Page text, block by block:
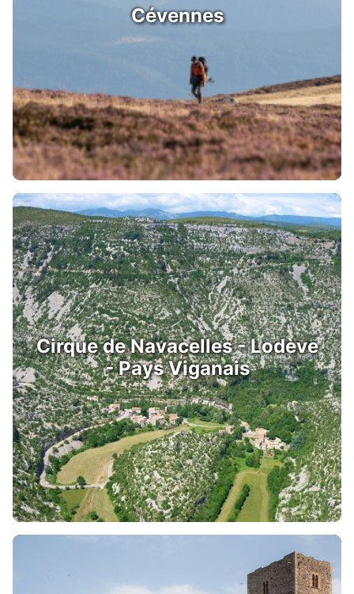
Cévennes
Cirque de Navacelles - Lodève
- Pays Viganais